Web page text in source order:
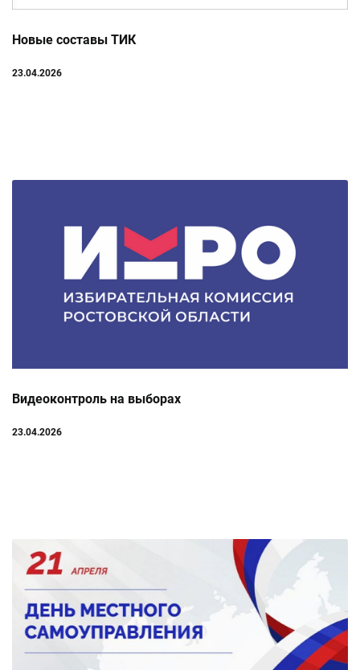
Новые составы ТИК
23.04.2026
Видеоконтроль на выборах
23.04.2026